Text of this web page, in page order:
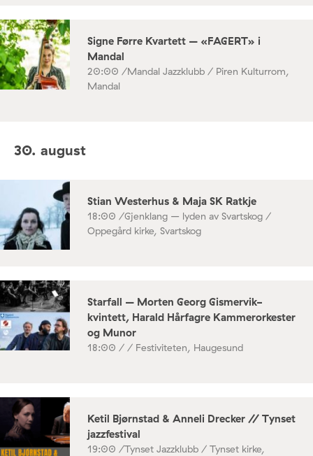
Signe Førre Kvartett – «FAGERT» i
Mandal
20:00 /Mandal Jazzklubb / Piren Kulturrom,
Mandal
30. august
Stian Westerhus & Maja SK Ratkje
18:00 /Gjenklang – lyden av Svartskog /
Oppegård kirke, Svartskog
Starfall – Morten Georg Gismervik-
kvintett, Harald Hårfagre Kammerorkester
og Munor
18:00 / / Festiviteten, Haugesund
Ketil Bjørnstad & Anneli Drecker // Tynset
jazzfestival
19:00 /Tynset Jazzklubb / Tynset kirke,